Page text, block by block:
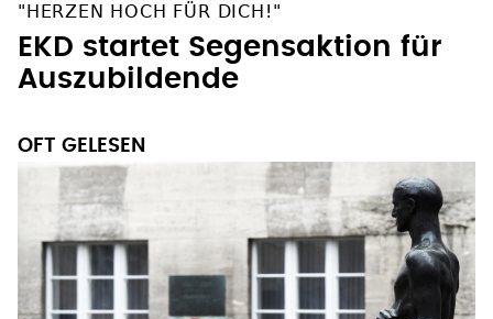
"HERZEN HOCH FÜR DICH!"
EKD startet Segensaktion für
Auszubildende
OFT GELESEN